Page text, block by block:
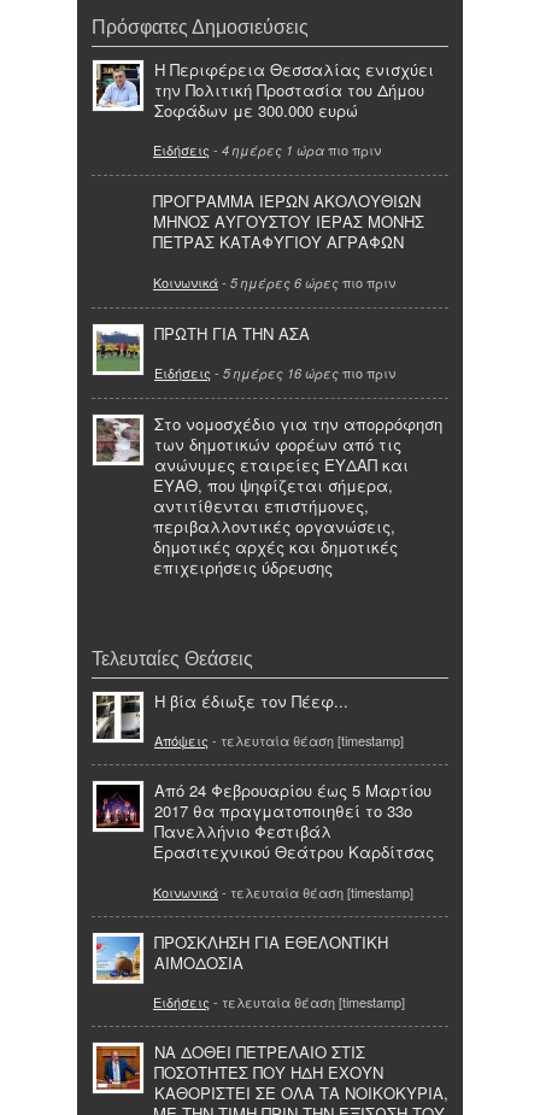
Πρόσφατες Δημοσιεύσεις
Η Περιφέρεια Θεσσαλίας ενισχύει
την Πολιτική Προστασία του Δήμου
Σοφάδων με 300.000 ευρώ
Ειδήσεις - 4 ημέρες 1 ώρα πιο πριν
ΠΡΟΓΡΑΜΜΑ ΙΕΡΩΝ ΑΚΟΛΟΥΘΙΩΝ
ΜΗΝΟΣ ΑΥΓΟΥΣΤΟΥ ΙΕΡΑΣ ΜΟΝΗΣ
ΠΕΤΡΑΣ ΚΑΤΑΦΥΓΙΟΥ ΑΓΡΑΦΩΝ
Κοινωνικά- 5 ημέρες 6 ώρες πιο πριν
ΠΡΩΤΗ ΓΙΑ ΤΗΝ ΑΣΑ
Ειδήσεις - 5 ημέρες 16 ώρες πιο πριν
Στο νομοσχέδιο για την απορρόφηση
των δημοτικών φορέων από τις
ανώνυμες εταιρείες ΕΥΔΑΠ και
ΕΥΑΘ, που ψηφίζεται σήμερα,
αντιτίθενται επιστήμονες,
περιβαλλοντικές οργανώσεις,
δημοτικές αρχές και δημοτικές
επιχειρήσεις ύδρευσης
Τελευταίες Θεάσεις
Η βία έδιωξε τον Πέεφ...
Απόψεις - τελευταία θέαση [timestamp]
Από 24 Φεβρουαρίου έως 5 Μαρτίου
2017 θα πραγματοποιηθεί το 33ο
Πανελλήνιο Φεστιβάλ
Ερασιτεχνικού Θεάτρου Καρδίτσας
Κοινωνικά- τελευταία θέαση [timestamp]
ΠΡΟΣΚΛΗΣΗ ΓΙΑ ΕΘΕΛΟΝΤΙΚΗ
ΑΙΜΟΔΟΣΙΑ
Ειδήσεις - τελευταία θέαση [timestamp]
ΝΑ ΔΟΘΕΙ ΠΕΤΡΕΛΑΙΟ ΣΤΙΣ
ΠΟΣΟΤΗΤΕΣ ΠΟΥ ΗΔΗ ΕΧΟΥΝ
ΚΑΘΟΡΙΣΤΕΙ ΣΕ ΟΛΑ ΤΑ ΝΟΙΚΟΚΥΡΙΑ,